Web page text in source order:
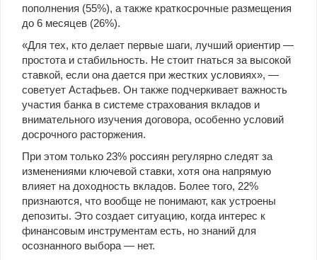
пополнения (55%), а также краткосрочные размещения
до 6 месяцев (26%).
«Для тех, кто делает первые шаги, лучший ориентир —
простота и стабильность. Не стоит гнаться за высокой
ставкой, если она дается при жестких условиях», —
советует Астафьев. Он также подчеркивает важность
участия банка в системе страхования вкладов и
внимательного изучения договора, особенно условий
досрочного расторжения.
При этом только 23% россиян регулярно следят за
изменениями ключевой ставки, хотя она напрямую
влияет на доходность вкладов. Более того, 22%
признаются, что вообще не понимают, как устроены
депозиты. Это создает ситуацию, когда интерес к
финансовым инструментам есть, но знаний для
осознанного выбора — нет.